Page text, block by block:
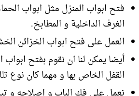
فتح ابواب المنزل مثل ابواب
الغرف الداخلية و المطابخ.
العمل على فتح ابواب الخزائن
أيضا يمكن لنا ان نقوم بفتح ابواب
القفل الخاص بها و مهما كان نوع